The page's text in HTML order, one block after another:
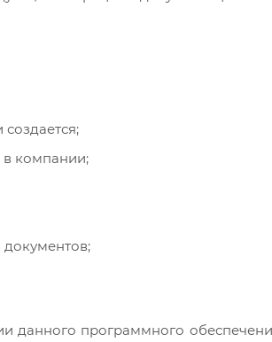
в компании;
данного программного